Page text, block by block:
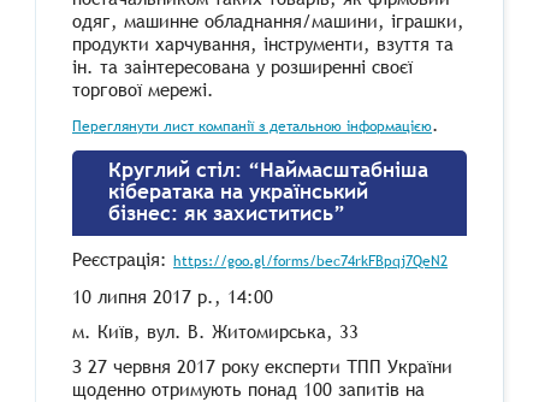
одяг, машинне обладнання/машини, іграшки,
продукти харчування, інструменти, взуття та
ін. та заінтересована у розширенні своєї
торгової мережі.
Переглянути лист компанії з детальною інформацією.
Круглий стіл: “Наймасштабніша
кібератака на український
бізнес: як захиститись”
Реєстрація: https://goo.gl/forms/bec74rkFBpqj7QeN2
10 липня 2017 р., 14:00
м. Київ, вул. В. Житомирська, 33
З 27 червня 2017 року експерти ТПП України
щоденно отримують понад 100 запитів на